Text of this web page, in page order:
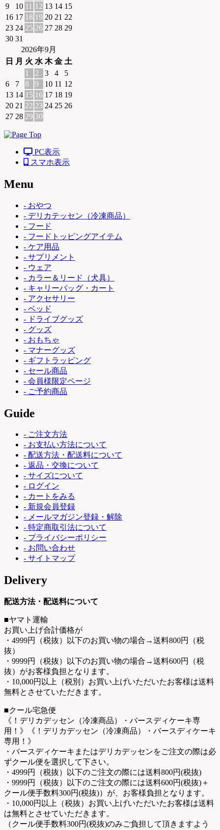
9
10 11 12 13 14 15
16 17 18 19 20 21 22
23 24 25 26 27 28 29
30 31
2026年9月
日
月 火 水 木 金 土
1
2 3 4
5
6
7 8 9 10 11 12
13 14 15 16 17 18 19
20 21 22 23 24 25 26
27 28 29 30
PC表示
スマホ表示
Menu
- おやつ
- デリカテッセン（冷凍商品）
- フード
- フードトッピングアイテム
- ケア用品
- サプリメント
- ウェア
- カラー＆リード（犬具）
- キャリーバッグ・カート
- アクセサリー
- ベッド
- ドライブグッズ
- グッズ
- おもちゃ
- マナーグッズ
- ギフトラッピング
- セール商品
- 会員様限定ページ
- ご予約商品
Guide
- ご注文方法
- お支払い方法について
- 配送方法・配送料について
- 返品・交換について
- サイズについて
- ログイン
- カートをみる
- 新規会員登録
- メールマガジン登録・解除
- 特定商取引法について
- プライバシーポリシー
- お問い合わせ
- サイトマップ
Delivery
配送方法・配送料について
■ヤマト運輸
お買い上げ合計価格が
・4999円（税抜）以下のお買い物の場合→送料800円（税
抜）
・9999円（税抜）以下のお買い物の場合→送料600円（税
抜）がお客様負担となります。
・10,000円以上（税別）お買い上げいただいたお客様は送料
無料とさせていただきます。
■クール宅急便
《！デリカデッセン（冷凍商品）・バースディケーキ専
用！》《！デリカデッセン（冷凍商品）・バースディケーキ
専用！》
・バースディケーキまたはデリカデッセンをご注文の際は必
ずクール便を選択して下さい。
・4999円（税抜）以下のご注文の際には送料800円(税抜)
・9999円（税抜）以下のご注文の際には送料600円(税抜)＋
クール便手数料300円(税抜)）が、お客様負担となります。
・10,000円以上（税抜）お買い上げいただいたお客様は送料
は無料とさせていただきます。
（クール便手数料300円(税抜)のみご負担して頂きますよう